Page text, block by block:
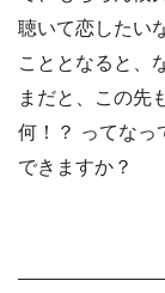
聴いて恋したい
こととなると、
まだと、この先
何！？ ってなっ
できますか？